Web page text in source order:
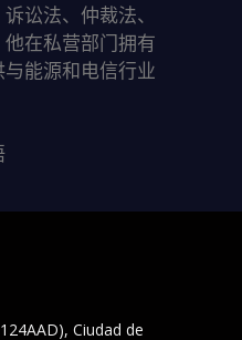
讼法、仲裁法、
在私营部门拥有
能源和电信行业
Ciudad de